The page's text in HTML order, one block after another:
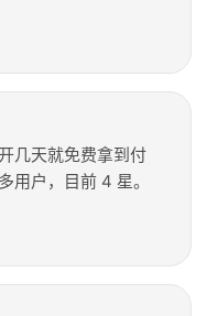
几天就免费拿到付
用户，目前 4 星。